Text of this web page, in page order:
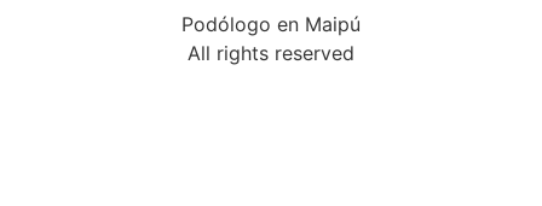
Podólogo en Maipú
All rights reserved